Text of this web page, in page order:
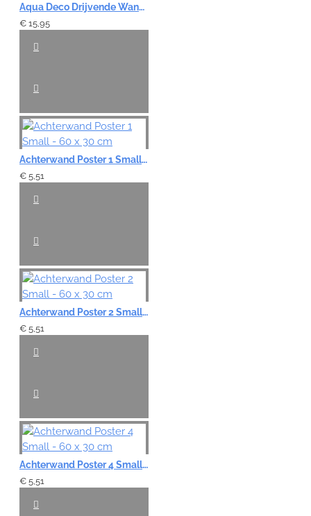
Aqua Deco Drijvende Wandsteen met Zuignap - M
€ 15,95
Achterwand Poster 1 Small - 60 x 30 cm
€ 5,51
Achterwand Poster 2 Small - 60 x 30 cm
€ 5,51
Achterwand Poster 4 Small - 60 x 30 cm
€ 5,51